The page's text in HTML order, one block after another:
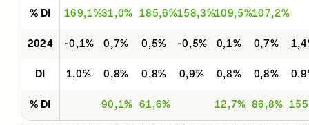
% DI 169,1%31,0% 185,6%158,3%109,5%107,2%
2024 -0,1% 0,7% 0,5% -0,5% 0,1% 0,7%
DI 1,0% 0,8% 0,8% 0,9% 0,8% 0,8%
% DI 90,1% 61,6% 12,7% 86,8%